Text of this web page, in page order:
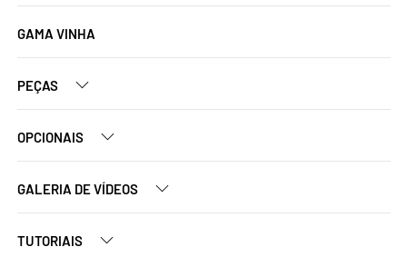
GAMA VINHA
PEÇAS
OPCIONAIS
GALERIA DE VÍDEOS
TUTORIAIS